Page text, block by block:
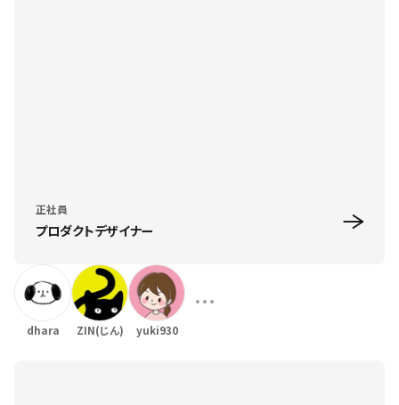
正社員
プロダクトデザイナー
dhara ZIN(じん) yuki930